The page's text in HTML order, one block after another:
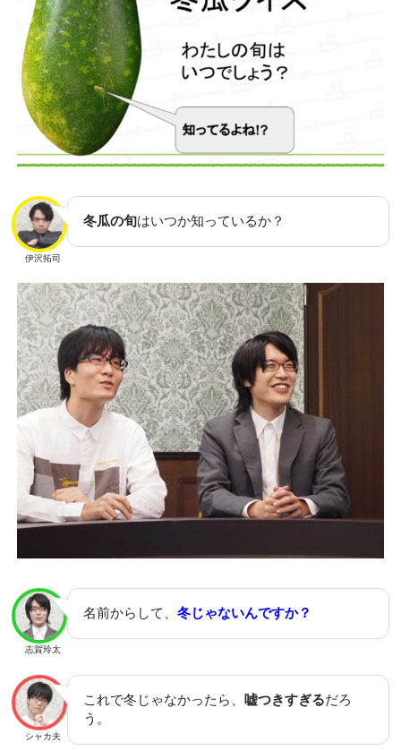
伊沢拓司
冬瓜の旬はいつか知っているか？
志賀玲太
名前からして、冬じゃないんですか？
シャカ夫
これで冬じゃなかったら、 嘘つきすぎるだろ
う。